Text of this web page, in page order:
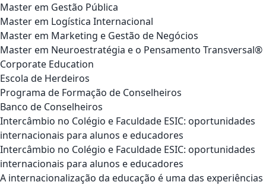
Master em Gestão Pública
Master em Logística Internacional
Master em Marketing e Gestão de Negócios
Master em Neuroestratégia e o Pensamento Transversal®
Corporate Education
Escola de Herdeiros
Programa de Formação de Conselheiros
Banco de Conselheiros
Intercâmbio no Colégio e Faculdade ESIC: oportunidades
internacionais para alunos e educadores
Intercâmbio no Colégio e Faculdade ESIC: oportunidades
internacionais para alunos e educadores
A internacionalização da educação é uma das experiências